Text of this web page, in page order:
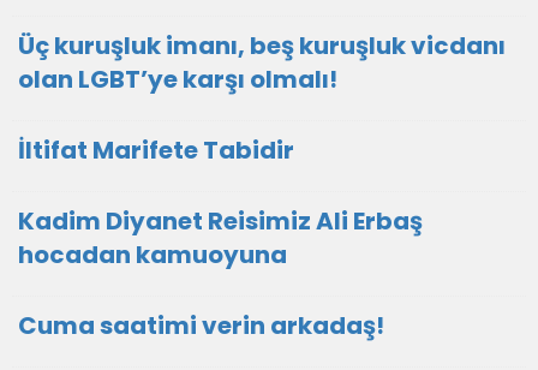
Üç kuruşluk imanı, beş kuruşluk vicdanı
olan LGBT’ye karşı olmalı!
İltifat Marifete Tabidir
Kadim Diyanet Reisimiz Ali Erbaş
hocadan kamuoyuna
Cuma saatimi verin arkadaş!